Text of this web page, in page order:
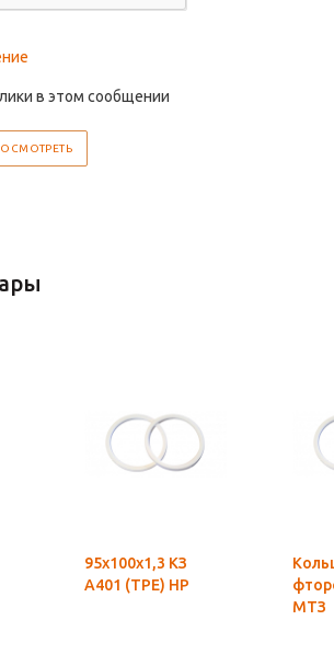
в этом сообщении
95х100х1,3 КЗ
А401 (ТРЕ) НР
МТЗ